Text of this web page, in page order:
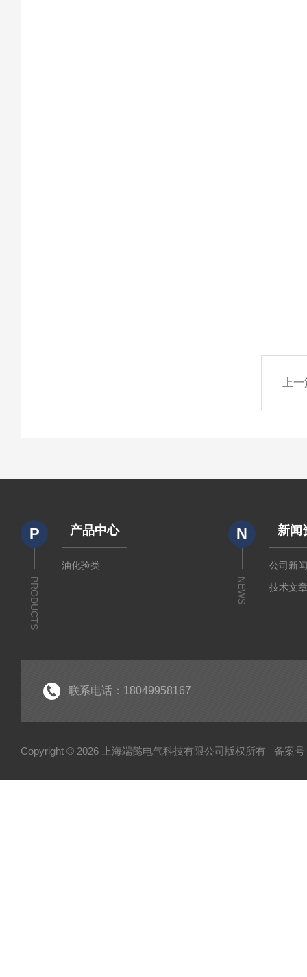
上
P
PRODUCTS
产品中心
油化验类
N
NEWS
新闻
公司新
技术文
联系电话：18049958167
Copyright © 2026 上海端懿电气科技有限公司版权所有 备案号